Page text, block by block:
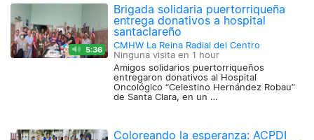
5:36
Brigada solidaria puertorriqueña
entrega donativos a hospital
santaclareño
CMHW La Reina Radial del Centro
Ninguna visita en 1 hour
Amigos solidarios puertorriqueños
entregaron donativos al Hospital
Oncológico “Celestino Hernández Robau”
de Santa Clara, en un …
Coloreando la esperanza: ACPDI